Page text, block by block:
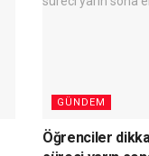
GÜNDEM
Öğrenciler